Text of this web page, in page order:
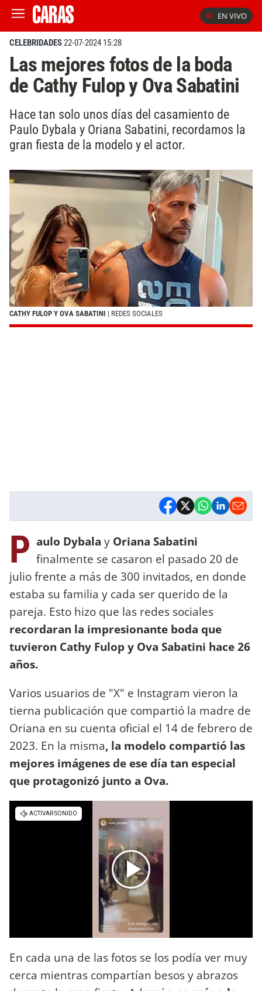
EN VIVO
CELEBRIDADES22-07-2024 15:28
Las mejores fotos de la boda
de Cathy Fulop y Ova Sabatini
Hace tan solo unos días del casamiento de
Paulo Dybala y Oriana Sabatini, recordamos la
gran fiesta de la modelo y el actor.
CATHY FULOP Y OVA SABATINI | REDES SOCIALES
P aulo Dybala y Oriana Sabatini
finalmente se casaron el pasado 20 de
julio frente a más de 300 invitados, en donde
estaba su familia y cada ser querido de la
pareja. Esto hizo que las redes sociales
recordaran la impresionante boda que
tuvieron Cathy Fulop y Ova Sabatini hace 26
años.
Varios usuarios de "X" e Instagram vieron la
tierna publicación que compartió la madre de
Oriana en su cuenta oficial el 14 de febrero de
2023. En la misma, la modelo compartió las
mejores imágenes de ese día tan especial
que protagonizó junto a Ova.
En cada una de las fotos se los podía ver muy
cerca mientras compartían besos y abrazos